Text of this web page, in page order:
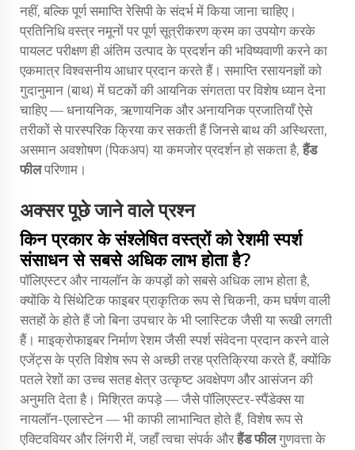
नहीं, बल्कि पूर्ण समाप्ति रेसिपी के संदर्भ में किया जाना चाहिए।
प्रतिनिधि वस्त्र नमूनों पर पूर्ण सूत्रीकरण क्रम का उपयोग करके
पायलट परीक्षण ही अंतिम उत्पाद के प्रदर्शन की भविष्यवाणी करने का
एकमात्र विश्वसनीय आधार प्रदान करते हैं। समाप्ति रसायनज्ञों को
गुदानुमान (बाथ) में घटकों की आयनिक संगतता पर विशेष ध्यान देना
चाहिए — धनायनिक, ऋणायनिक और अनायनिक प्रजातियाँ ऐसे
तरीकों से पारस्परिक क्रिया कर सकती हैं जिनसे बाथ की अस्थिरता,
असमान अवशोषण (पिकअप) या कमजोर प्रदर्शन हो सकता है,हैंड
फीलपरिणाम।
अक्सर पूछे जाने वाले प्रश्न
किन प्रकार के संश्लेषित वस्त्रों को रेशमी स्पर्श
संसाधन से सबसे अधिक लाभ होता है?
पॉलिएस्टर और नायलॉन के कपड़ों को सबसे अधिक लाभ होता है,
क्योंकि ये सिंथेटिक फाइबर प्राकृतिक रूप से चिकनी, कम घर्षण वाली
सतहों के होते हैं जो बिना उपचार के भी प्लास्टिक जैसी या रूखी लगती
हैं। माइक्रोफाइबर निर्माण रेशम जैसी स्पर्श संवेदना प्रदान करने वाले
एजेंट्स के प्रति विशेष रूप से अच्छी तरह प्रतिक्रिया करते हैं, क्योंकि
पतले रेशों का उच्च सतह क्षेत्र उत्कृष्ट अवक्षेपण और आसंजन की
अनुमति देता है। मिश्रित कपड़े — जैसे पॉलिएस्टर-स्पैंडेक्स या
नायलॉन-एलास्टेन — भी काफी लाभान्वित होते हैं, विशेष रूप से
एक्टिववियर और लिंगरी में, जहाँ त्वचा संपर्क औरहैंड फीलगुणवत्ता के